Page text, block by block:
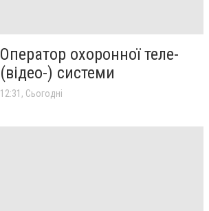
Оператор охоронної теле-
(відео-) системи
12:31, Сьогодні